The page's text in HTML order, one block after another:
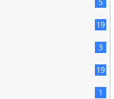
19
3
19
1